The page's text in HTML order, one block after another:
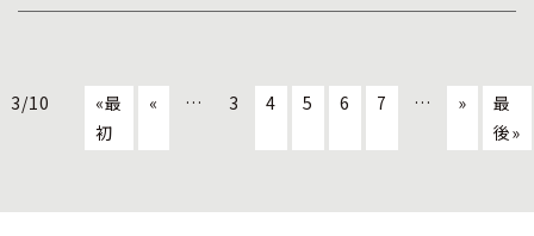
3/10
«最
初
« … 3 4 5 6 7 … »
最
後»